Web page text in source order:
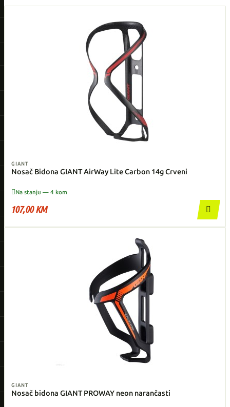
GIANT
Nosač Bidona GIANT AirWay Lite Carbon 14g Crveni
Na stanju — 4 kom
107,00 KM 
GIANT
Nosač bidona GIANT PROWAY neon narančasti